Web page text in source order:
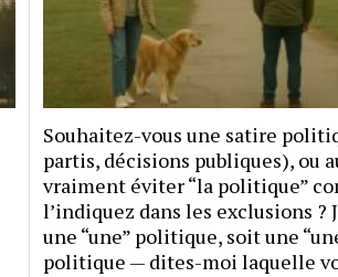
Souhaitez-vous une satire
partis, décisions publiques), ou
vraiment éviter “la politique”
l’indiquez dans les exclusions ?
une “une” politique, soit une
politique — dites-moi laquelle